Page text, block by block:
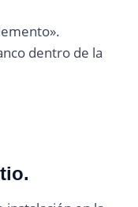
dentro de la